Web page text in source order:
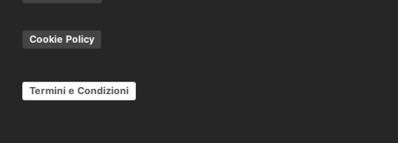
Cookie Policy
Termini e Condizioni